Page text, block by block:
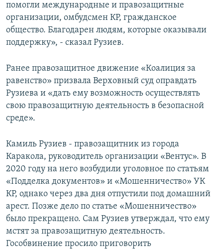
помогли международные и правозащитные
организации, омбудсмен КР, гражданское
общество. Благодарен людям, которые оказывали
поддержку», - сказал Рузиев.
Ранее правозащитное движение «Коалиция за
равенство» призвала Верховный суд оправдать
Рузиева и «дать ему возможность осуществлять
свою правозащитную деятельность в безопасной
среде».
Камиль Рузиев - правозащитник из города
Каракола, руководитель организации «Вентус». В
2020 году на него возбудили уголовное по статьям
«Подделка документов» и «Мошенничество» УК
КР, однако через два дня отпустили под домашний
арест. Позже дело по статье «Мошенничество»
было прекращено. Сам Рузиев утверждал, что ему
мстят за правозащитную деятельность.
Гособвинение просило приговорить